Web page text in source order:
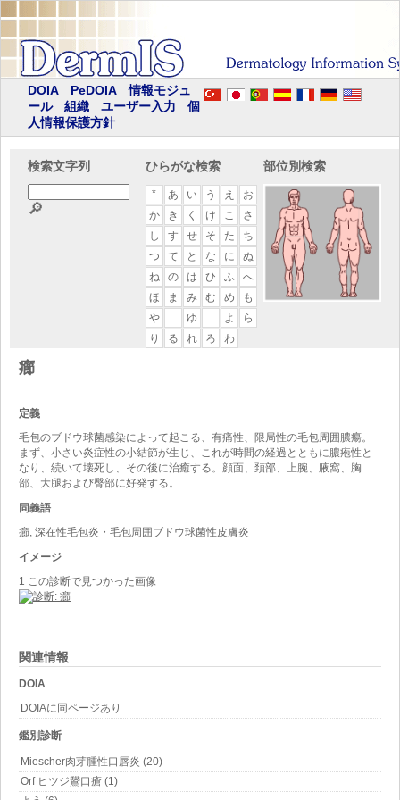
DOIA PeDOIA
情報モジュ
ール
組織 ユーザー入力
個
人情報保護方針
検索文字列
🔎
ひらがな検索
* あ い う え
お
か
き く け こ
さ
し
す せ そ た
ち
つ
て と な に
ぬ
ね
の は ひ ふ
へ
ほ
ま み む め
も
や
ゆ よ
ら
り
る れ ろ わ
部位別検索
関連情報
DOIA
DOIAに同ページあり
鑑別診断
Miescher肉芽腫性口唇炎 (20)
Orf ヒツジ鵞口瘡 (1)
癤
定義
毛包のブドウ球菌感染によって起こる、有痛性、限局性の毛包周囲膿瘍。
まず、小さい炎症性の小結節が生じ、これが時間の経過とともに膿疱性と
なり、続いて壊死し、その後に治癒する。顔面、頚部、上腕、腋窩、胸
部、大腿および臀部に好発する。
同義語
癤, 深在性毛包炎・毛包周囲ブドウ球菌性皮膚炎
イメージ
1 この診断で見つかった画像